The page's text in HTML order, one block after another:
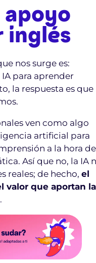
apoyo
inglés
nos surge es:
para aprender
la respuesta es que
ven como algo
artificial para
a la hora de
Así que no, la IA
reales; de hecho, el
valor que aportan
.